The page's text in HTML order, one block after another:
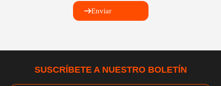
Enviar
SUSCRÍBETE A NUESTRO BOLETÍN